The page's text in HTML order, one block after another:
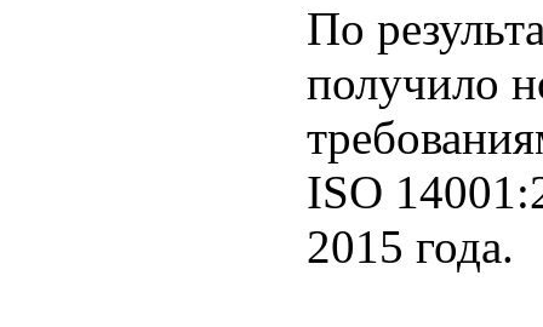
По
получило
ISO
2015 года.